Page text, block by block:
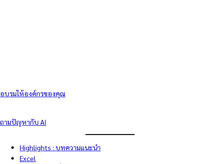
อบรมให้องค์กรของคุณ
ถามปัญหากับ AI
Highlights : บทความแนะนำ
Excel